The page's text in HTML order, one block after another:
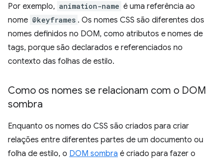
Por exemplo, animation-name é uma referência ao
nome @keyframes . Os nomes CSS são diferentes dos
nomes definidos no DOM, como atributos e nomes de
tags, porque são declarados e referenciados no
contexto das folhas de estilo.
Como os nomes se relacionam com o DOM
sombra
Enquanto os nomes do CSS são criados para criar
relações entre diferentes partes de um documento ou
folha de estilo, o DOM sombra é criado para fazer o